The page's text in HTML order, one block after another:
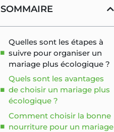
SOMMAIRE
Quelles sont les étapes à
suivre pour organiser un
mariage plus écologique ?
Quels sont les avantages
de choisir un mariage plus
écologique ?
Comment choisir la bonne
nourriture pour un mariage